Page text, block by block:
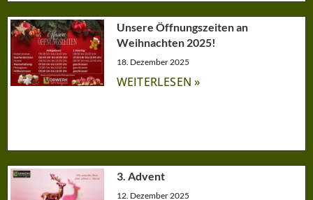
Unsere Öffnungszeiten an
Weihnachten 2025!
18. Dezember 2025
WEITERLESEN »
3. Advent
12. Dezember 2025